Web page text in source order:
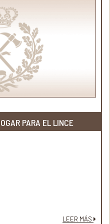
PARA EL LINCE
LEER MÁS